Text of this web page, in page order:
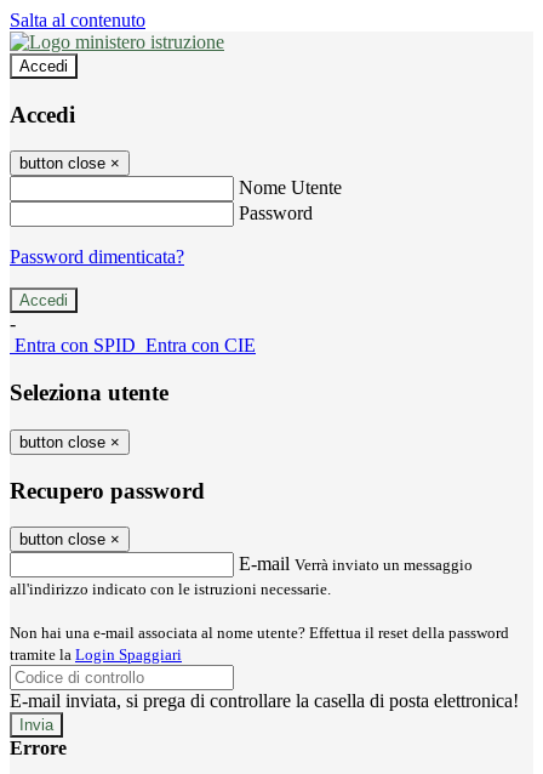
Salta al contenuto
Accedi
Accedi
button close ×
Nome Utente
Password
Password dimenticata?
-
Entra con SPID Entra con CIE
Seleziona utente
button close ×
Recupero password
button close ×
E-mail Verrà inviato un messaggio
all'indirizzo indicato con le istruzioni necessarie.
Non hai una e-mail associata al nome utente? Effettua il reset della password
tramite la Login Spaggiari
E-mail inviata, si prega di controllare la casella di posta elettronica!
Errore